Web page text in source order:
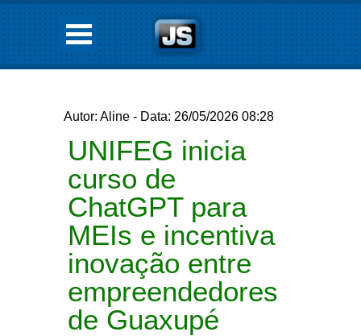
Autor: Aline - Data: 26/05/2026 08:28
UNIFEG inicia
curso de
ChatGPT para
MEIs e incentiva
inovação entre
empreendedores
de Guaxupé